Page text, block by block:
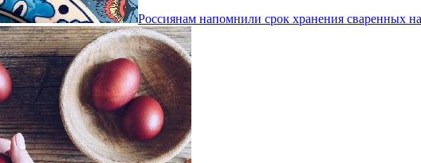
Россиянам напомнили срок хранения сваренных